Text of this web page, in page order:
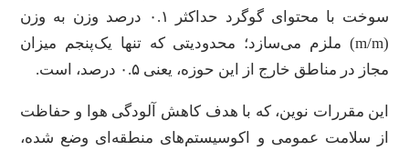
سوخت با محتوای گوگرد حداکثر ۰.۱ درصد وزن به وزن
(m/m) ملزم می‌سازد؛ محدودیتی که تنها یک‌پنجم میزان
مجاز در مناطق خارج از این حوزه، یعنی ۰.۵ درصد، است.
این مقررات نوین، که با هدف کاهش آلودگی هوا و حفاظت
از سلامت عمومی و اکوسیستم‌های منطقه‌ای وضع شده،